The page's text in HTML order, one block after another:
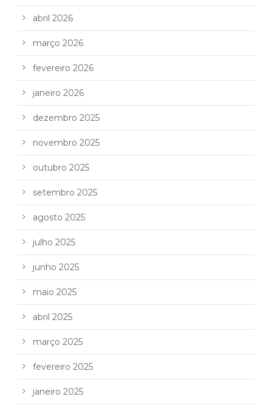
abril 2026
março 2026
fevereiro 2026
janeiro 2026
dezembro 2025
novembro 2025
outubro 2025
setembro 2025
agosto 2025
julho 2025
junho 2025
maio 2025
abril 2025
março 2025
fevereiro 2025
janeiro 2025